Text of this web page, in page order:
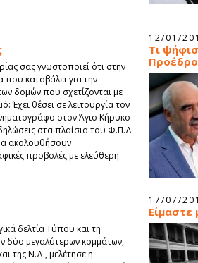
σας γνωστοποιεί ότι στην
καταβάλει για την
δομών που σχετίζονται με
Έχει θέσει σε λειτουργία τον
στον Άγιο Κήρυκο
στα πλαίσια του Φ.Π.Δ
ακολουθήσουν
προβολές με ελεύθερη
12/01/
Τι
δελτία Τύπου και τη
δύο μεγαλύτερων κομμάτων,
της Ν.Δ., μελέτησε η
17/07/